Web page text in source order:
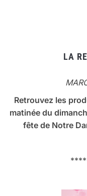
LA
Retrouvez les
matinée du
fête de Notre